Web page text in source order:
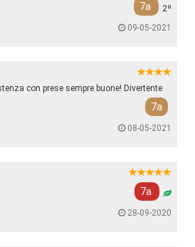
7a
2º
09-05-2021
con prese sempre buone! Divertente
7a
08-05-2021
7a
28-09-2020